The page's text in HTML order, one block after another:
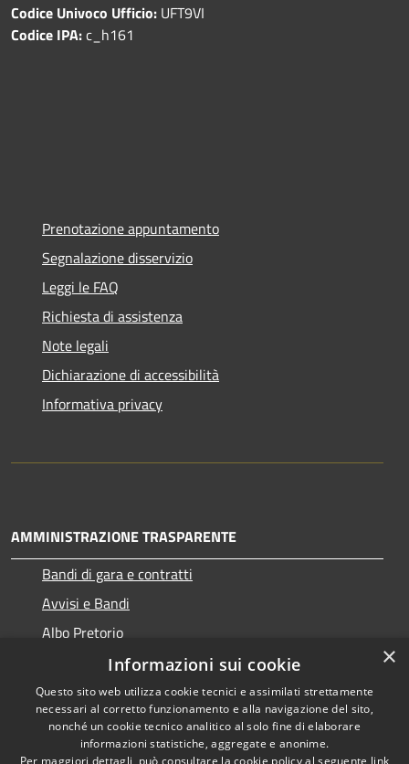
Codice Univoco Ufficio: UFT9VI
Codice IPA:c_h161
Prenotazione appuntamento
Segnalazione disservizio
Leggi le FAQ
Richiesta di assistenza
Note legali
Dichiarazione di accessibilità
Informativa privacy
AMMINISTRAZIONE TRASPARENTE
Bandi di gara e contratti
Avvisi e Bandi
Albo Pretorio
Accessibilità
Copyright © 2026 • Comune di
Ragogna • Powered by
×
Informazioni sui cookie
Questo sito web utilizza cookie tecnici e assimilati strettamente
necessari al corretto funzionamento e alla navigazione del sito,
nonché un cookie tecnico analitico al solo fine di elaborare
informazioni statistiche, aggregate e anonime.
Per maggiori dettagli, può consultare la cookie policy al seguente link